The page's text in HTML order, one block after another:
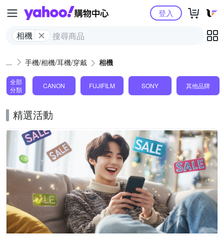
Yahoo購物中心
相機
登入
手機/相機/耳機/穿戴 相機
全部
分類
CANON FUJIFILM SONY 其他品牌
精選活動